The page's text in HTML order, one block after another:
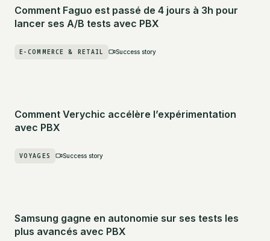
Comment Faguo est passé de 4 jours à 3h pour
lancer ses A/B tests avec PBX
E-COMMERCE & RETAIL Success story
Comment Verychic accélère l’expérimentation
avec PBX
VOYAGES Success story
Samsung gagne en autonomie sur ses tests les
plus avancés avec PBX